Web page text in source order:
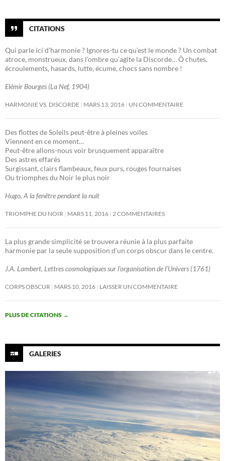
CITATIONS
Qui parle ici d’harmonie ? Ignores-tu ce qu’est le monde ? Un combat
atroce, monstrueux, dans l’ombre qu’agite la Discorde… Ô chutes,
écroulements, hasards, lutte, écume, chocs sans nombre !
Elémir Bourges (La Nef, 1904)
HARMONIE VS. DISCORDE MARS 13, 2016 UN COMMENTAIRE
Des flottes de Soleils peut-être à pleines voiles
Viennent en ce moment…
Peut-être allons-nous voir brusquement apparaître
Des astres effarés
Surgissant, clairs flambeaux, feux purs, rouges fournaises
Ou triomphes du Noir le plus noir
Hugo, A la fenêtre pendant la nuit
TRIOMPHE DU NOIR MARS 11, 2016 2 COMMENTAIRES
La plus grande simplicité se trouvera réunie à la plus parfaite
harmonie par la seule supposition d’un corps obscur dans le centre.
J.A. Lambert, Lettres cosmologiques sur l’organisation de l’Univers (1761)
CORPS OBSCUR MARS 10, 2016 LAISSER UN COMMENTAIRE
PLUS DE CITATIONS →
GALERIES